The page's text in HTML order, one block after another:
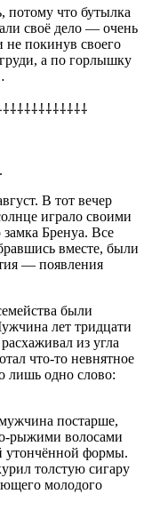
потому что бутылка
своё дело — очень
не покинув своего
а по горлышку
В тот вечер
играло своими
Бренуа. Все
вместе, были
— появления
были
лет тридцати
из угла
что-то невнятное
лишь одно слово:
постарше,
рыжими волосами
утончённой формы.
толстую сигару
молодого